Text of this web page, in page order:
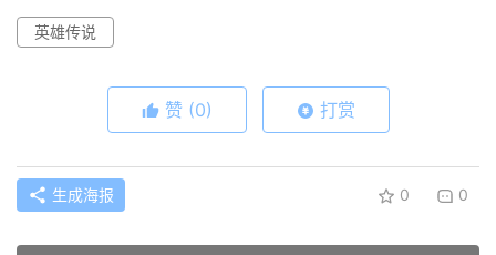
英雄传说
赞 (0) 打赏
生成海报 0 0